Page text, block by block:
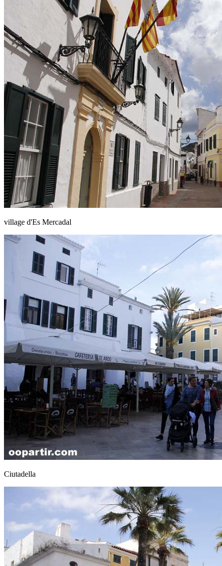
village d'Es Mercadal
Ciutadella